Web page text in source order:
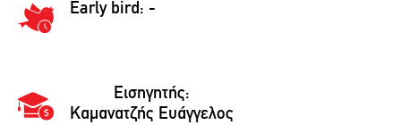
Early bird: -
Εισηγητής:
Καμανατζής Ευάγγελος